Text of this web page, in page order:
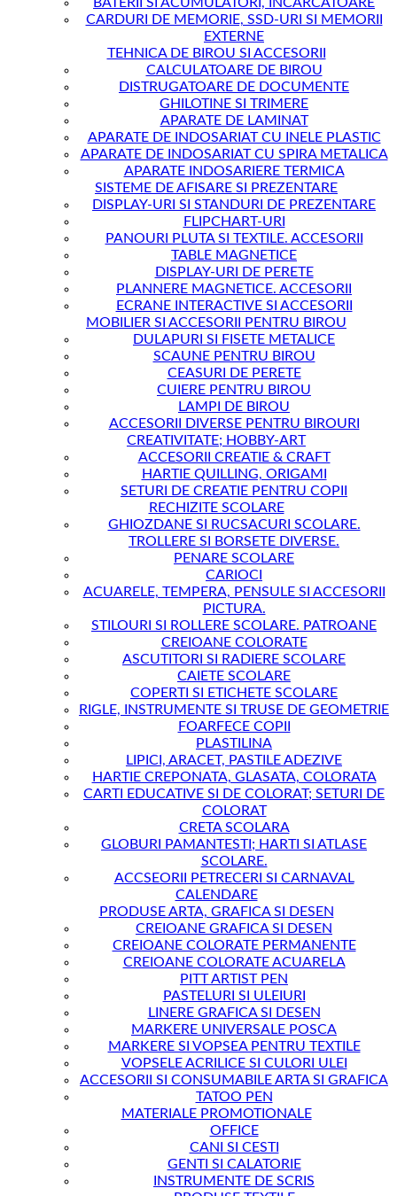
BATERII SI ACUMULATORI, INCARCATOARE
CARDURI DE MEMORIE, SSD-URI SI MEMORII
EXTERNE
TEHNICA DE BIROU SI ACCESORII
CALCULATOARE DE BIROU
DISTRUGATOARE DE DOCUMENTE
GHILOTINE SI TRIMERE
APARATE DE LAMINAT
APARATE DE INDOSARIAT CU INELE PLASTIC
APARATE DE INDOSARIAT CU SPIRA METALICA
APARATE INDOSARIERE TERMICA
SISTEME DE AFISARE SI PREZENTARE
DISPLAY-URI SI STANDURI DE PREZENTARE
FLIPCHART-URI
PANOURI PLUTA SI TEXTILE. ACCESORII
TABLE MAGNETICE
DISPLAY-URI DE PERETE
PLANNERE MAGNETICE. ACCESORII
ECRANE INTERACTIVE SI ACCESORII
MOBILIER SI ACCESORII PENTRU BIROU
DULAPURI SI FISETE METALICE
SCAUNE PENTRU BIROU
CEASURI DE PERETE
CUIERE PENTRU BIROU
LAMPI DE BIROU
ACCESORII DIVERSE PENTRU BIROURI
CREATIVITATE; HOBBY-ART
ACCESORII CREATIE & CRAFT
HARTIE QUILLING, ORIGAMI
SETURI DE CREATIE PENTRU COPII
RECHIZITE SCOLARE
GHIOZDANE SI RUCSACURI SCOLARE.
TROLLERE SI BORSETE DIVERSE.
PENARE SCOLARE
CARIOCI
ACUARELE, TEMPERA, PENSULE SI ACCESORII
PICTURA.
STILOURI SI ROLLERE SCOLARE. PATROANE
CREIOANE COLORATE
ASCUTITORI SI RADIERE SCOLARE
CAIETE SCOLARE
COPERTI SI ETICHETE SCOLARE
RIGLE, INSTRUMENTE SI TRUSE DE GEOMETRIE
FOARFECE COPII
PLASTILINA
LIPICI, ARACET, PASTILE ADEZIVE
HARTIE CREPONATA, GLASATA, COLORATA
CARTI EDUCATIVE SI DE COLORAT; SETURI DE
COLORAT
CRETA SCOLARA
GLOBURI PAMANTESTI; HARTI SI ATLASE
SCOLARE.
ACCSEORII PETRECERI SI CARNAVAL
CALENDARE
PRODUSE ARTA, GRAFICA SI DESEN
CREIOANE GRAFICA SI DESEN
CREIOANE COLORATE PERMANENTE
CREIOANE COLORATE ACUARELA
PITT ARTIST PEN
PASTELURI SI ULEIURI
LINERE GRAFICA SI DESEN
MARKERE UNIVERSALE POSCA
MARKERE SI VOPSEA PENTRU TEXTILE
VOPSELE ACRILICE SI CULORI ULEI
ACCESORII SI CONSUMABILE ARTA SI GRAFICA
TATOO PEN
MATERIALE PROMOTIONALE
OFFICE
CANI SI CESTI
GENTI SI CALATORIE
INSTRUMENTE DE SCRIS